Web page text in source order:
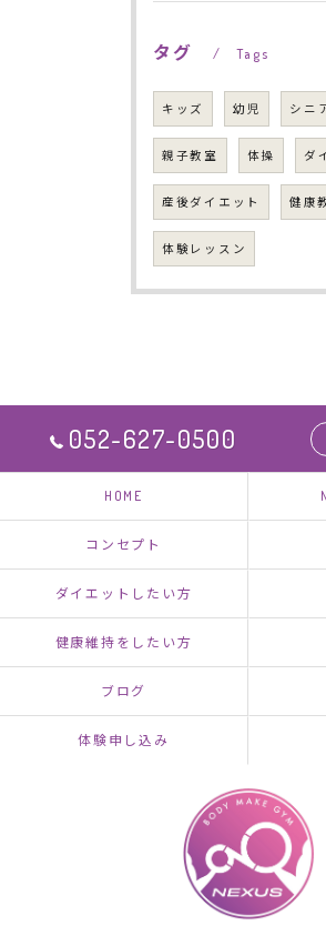
タグ Tags
キッズ 幼児 シニ
親子教室 体操 ダ
産後ダイエット 健康
体験レッスン
052-627-0500
HOME
コンセプト
ダイエットしたい方
健康維持をしたい方
ブログ
体験申し込み